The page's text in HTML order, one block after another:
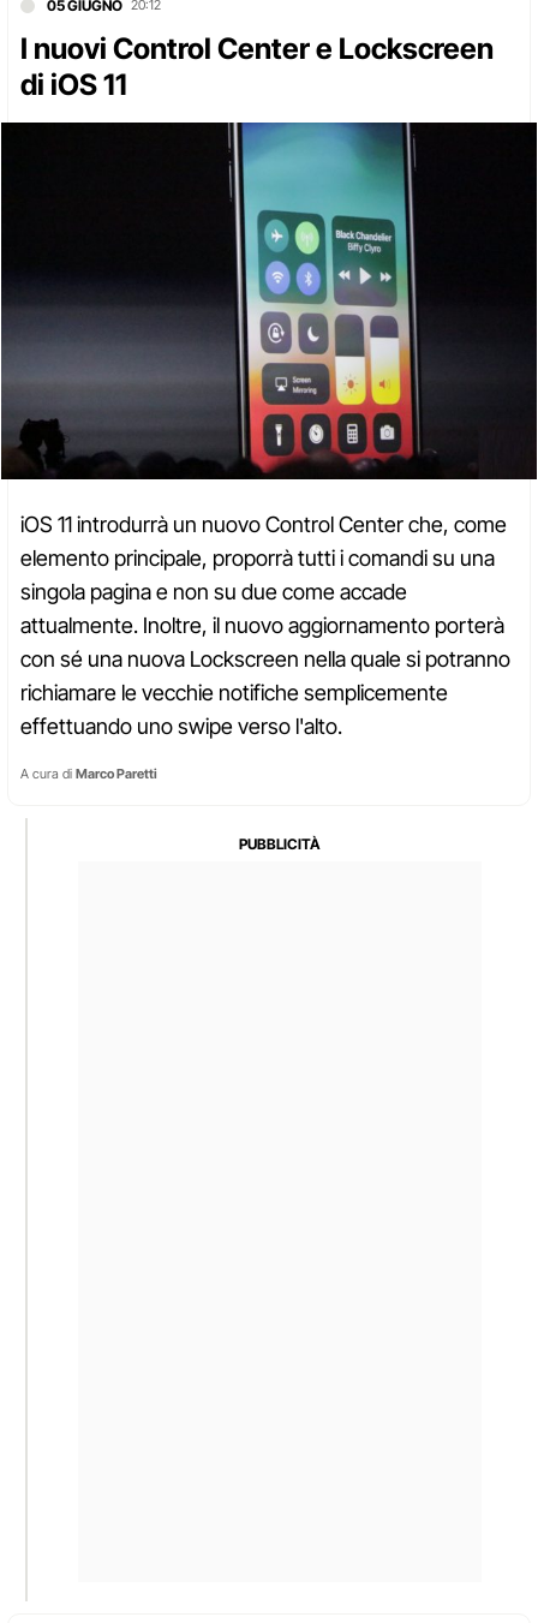
05 GIUGNO 20:12
I nuovi Control Center e Lockscreen
di iOS 11
iOS 11 introdurrà un nuovo Control Center che, come
elemento principale, proporrà tutti i comandi su una
singola pagina e non su due come accade
attualmente. Inoltre, il nuovo aggiornamento porterà
con sé una nuova Lockscreen nella quale si potranno
richiamare le vecchie notifiche semplicemente
effettuando uno swipe verso l'alto.
A cura di Marco Paretti